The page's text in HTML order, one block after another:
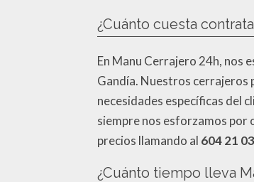
¿Cuánto cuesta
En Manu Cerrajero 24h,
Gandía. Nuestros cerrajeros
necesidades específicas del
siempre nos esforzamos por
precios llamando al 604 21
¿Cuánto tiempo lleva